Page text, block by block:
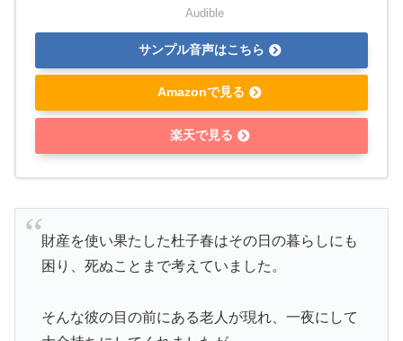
Audible
サンプル音声はこちら
Amazonで見る
楽天で見る
財産を使い果たした杜子春はその日の暮らしにも
困り、死ぬことまで考えていました。
そんな彼の目の前にある老人が現れ、一夜にして